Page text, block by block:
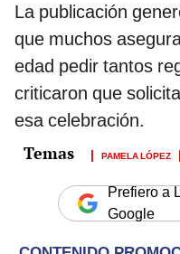
La publicación
que muchos
edad pedir tantos
criticaron que
esa celebración.
PAMELA LÓPEZ
Prefiero a
Google